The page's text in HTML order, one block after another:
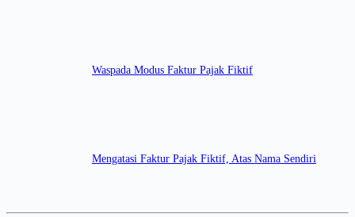
Waspada Modus Faktur Pajak Fiktif
Mengatasi Faktur Pajak Fiktif, Atas Nama Sendiri